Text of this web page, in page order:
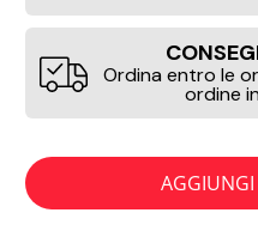
Ordina entro le
ordine
AGGIUNGI